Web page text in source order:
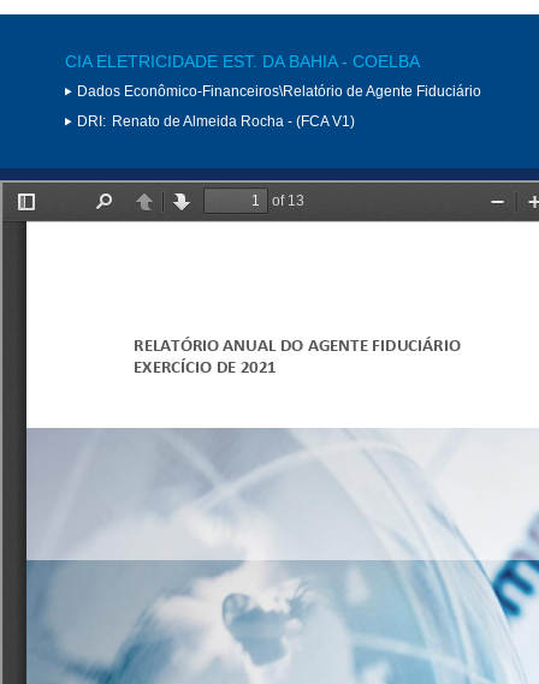
CIA ELETRICIDADE EST. DA BAHIA - COELBA
Dados Econômico-Financeiros\Relatório de Agente Fiduciário
DRI: Renato de Almeida Rocha - (FCA V1)